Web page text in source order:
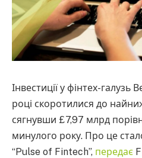
Інвестиції у фінтех-галузь
році скоротилися до
сягнувши £7,97 млрд
минулого року. Про це
“Pulse of Fintech”, передає